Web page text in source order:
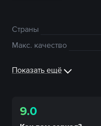
Страны
Макс. качество
Показать ещё
9.0